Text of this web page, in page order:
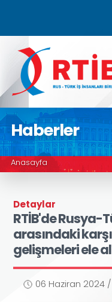
Haberler
Anasayfa
Detaylar
RTİB'de Rusya-
arasındaki
gelişmeleri ele
06 Haziran 2024 /